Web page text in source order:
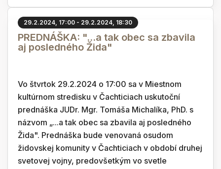
29.2.2024, 17:00 - 29.2.2024, 18:30
PREDNÁŠKA: "...a tak obec sa zbavila
aj posledného Žida"
Vo štvrtok 29.2.2024 o 17:00 sa v Miestnom
kultúrnom stredisku v Čachticiach uskutoční
prednáška JUDr. Mgr. Tomáša Michalíka, PhD. s
názvom „...a tak obec sa zbavila aj posledného
Žida". Prednáška bude venovaná osudom
židovskej komunity v Čachticiach v období druhej
svetovej vojny, predovšetkým vo svetle